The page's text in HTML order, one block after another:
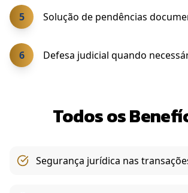
5 Solução de pendências
6 Defesa judicial quando
Todos os
Segurança jurídica nas